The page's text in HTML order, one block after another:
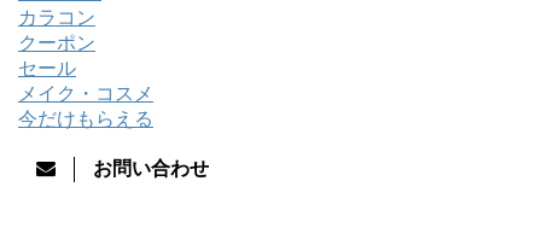
カラコン
クーポン
セール
メイク・コスメ
今だけもらえる
お問い合わせ